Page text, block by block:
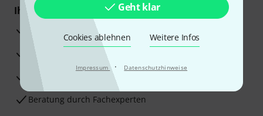
Geht klar
Cookies ablehnen Weitere Infos
Impressum · Datenschutzhinweise
Ihre Vorteile
3 Jahre Thomann Garantie
30 Tage Money-Back-Garantie
Beratung durch Fachexperten